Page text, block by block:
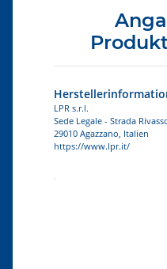
LPR s.r.l.
Sede Legale - Strada
29010 Agazzano, Italien
https://www.lpr.it/